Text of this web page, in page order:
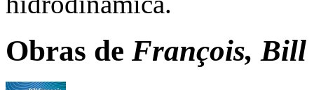
Obras de François, Bill